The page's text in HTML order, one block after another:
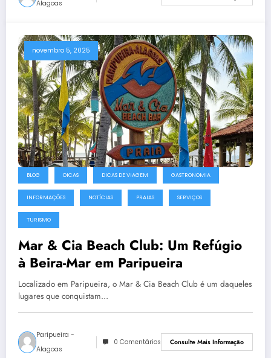
Alagoas
novembro 5, 2025
BLOG DICAS DICAS DE VIAGEM GASTRONOMIA
INFORMAÇÕES NOTÍCIAS PRAIAS SERVIÇOS
TURISMO
Mar & Cia Beach Club: Um Refúgio
à Beira-Mar em Paripueira
Localizado em Paripueira, o Mar & Cia Beach Club é um daqueles
lugares que conquistam…
Paripueira -
Alagoas
0 Comentários Consulte Mais Informação